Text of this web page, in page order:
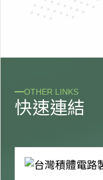
OTHER LINKS
快速連結